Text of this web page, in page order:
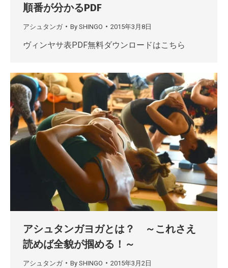
順番が分かるPDF
アシュタンガ By SHINGO 2015年3月8日
ヴィンヤサ表PDF無料ダウンロードはこちら
アシュタンガヨガとは？ ～これさえ
読めば全貌が掴める！～
アシュタンガ By SHINGO 2015年3月2日